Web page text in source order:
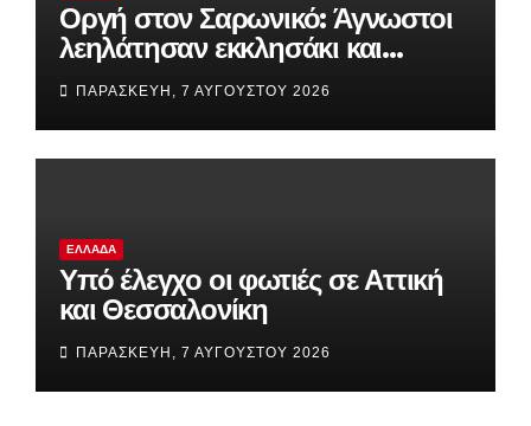
Οργή στον Σαρωνικό: Άγνωστοι
λεηλάτησαν εκκλησάκι και
προκάλεσαν καταστροφές στο
Ιερό
ΠΑΡΑΣΚΕΥΉ, 7 ΑΥΓΟΎΣΤΟΥ 2026
ΕΛΛΆΔΑ
Υπό έλεγχο οι φωτιές σε Αττική
και Θεσσαλονίκη
ΠΑΡΑΣΚΕΥΉ, 7 ΑΥΓΟΎΣΤΟΥ 2026